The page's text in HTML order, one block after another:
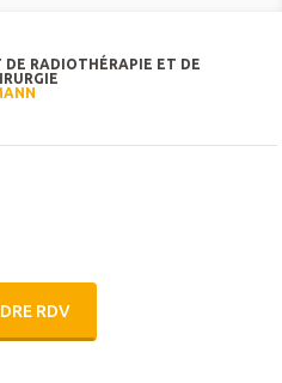
RADIOTHÉRAPIE ET DE
RDV